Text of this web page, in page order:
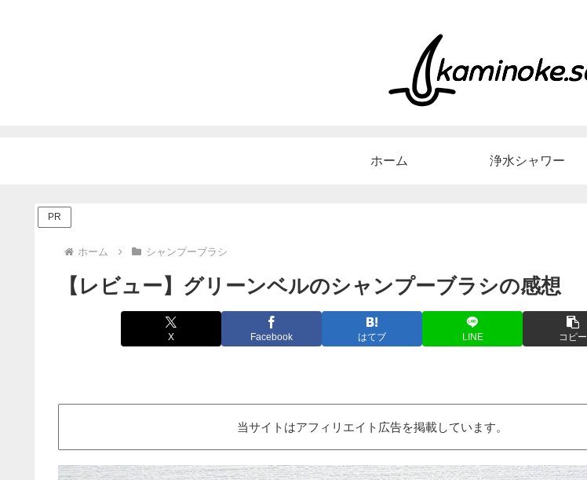
ホーム 浄水シャワー
PR
ホーム シャンプーブラシ
【レビュー】グリーンベルのシャンプーブラシの感想
X Facebook はてブ LINE コピー
当サイトはアフィリエイト広告を掲載しています。